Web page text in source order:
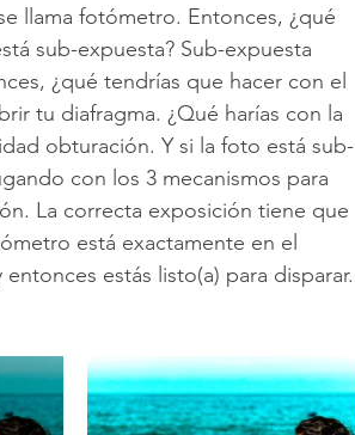
llama fotómetro. Entonces, ¿qué
sub-expuesta? Sub-expuesta
¿qué tendrías que hacer con el
tu diafragma. ¿Qué harías con la
obturación. Y si la foto está sub-
con los 3 mecanismos para
La correcta exposición tiene que
está exactamente en el
estás listo(a) para disparar.